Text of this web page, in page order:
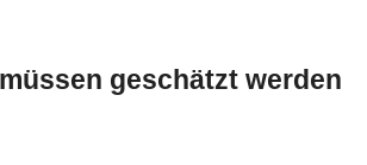
geschätzt werden